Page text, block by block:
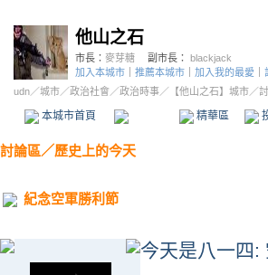
他山之石
市長： 麥芽糖 副市長： blackjack
加入本城市
推薦本城市 加入我的最愛
udn／城市／政治社會 ／政治時事／ 【他山之石】城市／
本城市首頁 精華區
討論區／歷史上的今天
紀念空軍勝利節
今天是八一四: